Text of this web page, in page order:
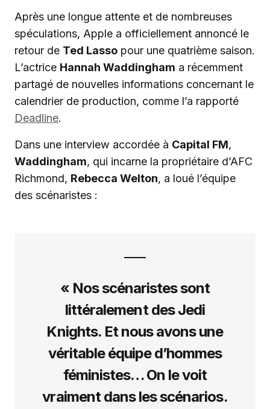
Après une longue attente et de nombreuses
spéculations, Apple a officiellement annoncé le
retour de Ted Lasso pour une quatrième saison.
L’actrice Hannah Waddingham a récemment
partagé de nouvelles informations concernant le
calendrier de production, comme l’a rapporté
Deadline.
Dans une interview accordée à Capital FM,
Waddingham, qui incarne la propriétaire d’AFC
Richmond, Rebecca Welton, a loué l’équipe
des scénaristes :
« Nos scénaristes sont
littéralement des Jedi
Knights. Et nous avons une
véritable équipe d’hommes
féministes… On le voit
vraiment dans les scénarios.